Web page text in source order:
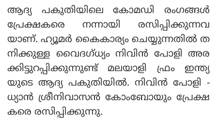
ആദ്യ പകുതിയിലെ കോമഡി രംഗങ്ങള്‍
പ്രേക്ഷകരെ നന്നായി രസിപ്പിക്കുന്നവ
യാണ്. ഹ്യൂമര്‍ കൈകാര്യം ചെയ്യുന്നതില്‍ ത
നിക്കുള്ള വൈദഗ്ധ്യം നിവിന്‍ പോളി അര
ക്കിട്ടുറപ്പിക്കുന്നുണ്ട് മലയാളി ഫ്രം ഇന്ത്യ
യുടെ ആദ്യ പകുതിയില്‍. നിവിന്‍ പോളി -
ധ്യാന്‍ ശ്രീനിവാസന്‍ കോംബോയും പ്രേക്ഷ
കരെ രസിപ്പിക്കുന്നു.